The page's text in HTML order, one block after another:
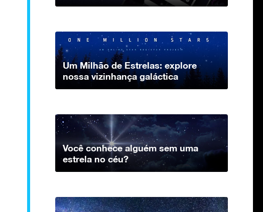
Um Milhão de Estrelas: explore
nossa vizinhança galáctica
Você conhece alguém sem uma
estrela no céu?